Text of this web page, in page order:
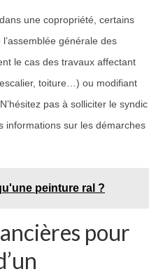
une copropriété, certains
générale des
le cas des travaux affectant
toiture…) ou modifiant
pas à solliciter le syndic
informations sur les démarches
peinture ral ?
pour